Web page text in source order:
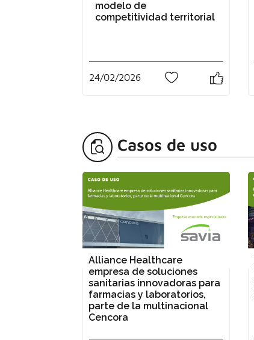
modelo de
competitividad territorial
24/02/2026
Casos de uso
Alliance Healthcare
empresa de soluciones
sanitarias innovadoras para
farmacias y laboratorios,
parte de la multinacional
Cencora